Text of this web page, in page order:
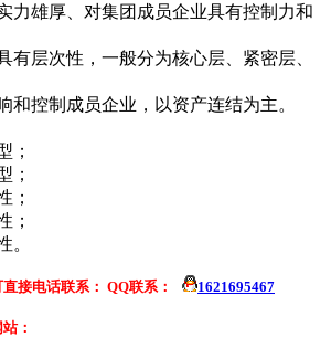
雄厚、对集团成员企业具有控制力和
层次性，一般分为核心层、紧密层、
控制成员企业，以资产连结为主。
；
；
；
；
接电话联系： QQ联系： 1621695467
站：